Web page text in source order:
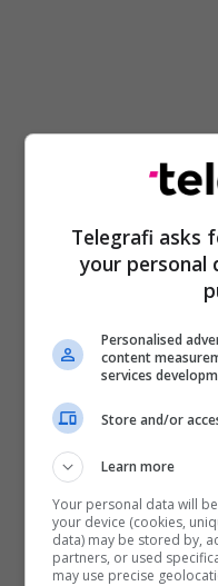
Telegrafi asks
your
Personalised
content
services
Store and/or
Learn more
Your personal data will
your device (cookies,
data) may be stored by,
partners, or used
may use precise